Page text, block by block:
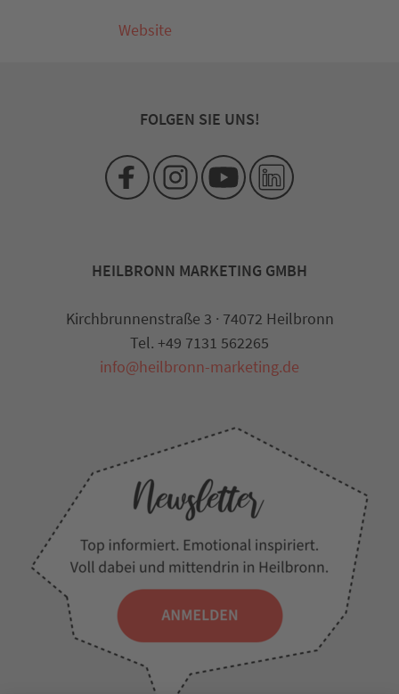
Website
FOLGEN SIE UNS!
HEILBRONN MARKETING GMBH
Kirchbrunnenstraße 3 · 74072 Heilbronn
Tel. +49 7131 562265
info@heilbronn-marketing.de